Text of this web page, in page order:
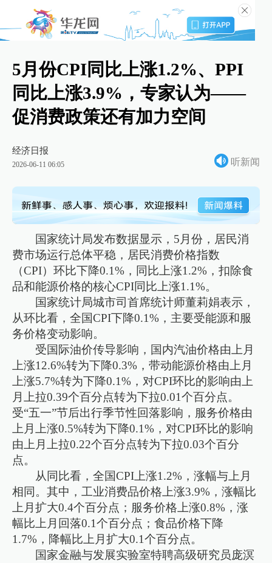
5月份CPI同比上涨1.2%、PPI
同比上涨3.9%，专家认为——
促消费政策还有加力空间
经济日报
2026-06-11 06:05 听新闻
国家统计局发布数据显示，5月份，居民消
费市场运行总体平稳，居民消费价格指数
（CPI）环比下降0.1%，同比上涨1.2%，扣除食
品和能源价格的核心CPI同比上涨1.1%。
国家统计局城市司首席统计师董莉娟表示，
从环比看，全国CPI下降0.1%，主要受能源和服
务价格变动影响。
受国际油价传导影响，国内汽油价格由上月
上涨12.6%转为下降0.3%，带动能源价格由上月
上涨5.7%转为下降0.1%，对CPI环比的影响由上
月上拉0.39个百分点转为下拉0.01个百分点。
受“五一”节后出行季节性回落影响，服务价格由
上月上涨0.5%转为下降0.1%，对CPI环比的影响
由上月上拉0.22个百分点转为下拉0.03个百分
点。
从同比看，全国CPI上涨1.2%，涨幅与上月
相同。其中，工业消费品价格上涨3.9%，涨幅比
上月扩大0.4个百分点；服务价格上涨0.8%，涨
幅比上月回落0.1个百分点；食品价格下降
1.7%，降幅比上月扩大0.1个百分点。
国家金融与发展实验室特聘高级研究员庞溟